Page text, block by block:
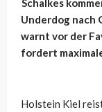
Schalkes
Underdog nach
warnt vor der
fordert
Holstein Kiel